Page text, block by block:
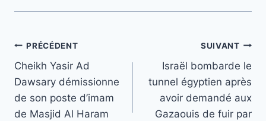
Navigation
de
l’article
PRÉCÉDENT
Cheikh Yasir Ad
Dawsary démissionne
de son poste d’imam
de Masjid Al Haram
SUIVANT
Israël bombarde le
tunnel égyptien après
avoir demandé aux
Gazaouis de fuir par